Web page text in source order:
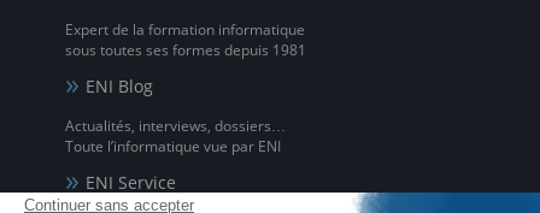
Expert de la formation informatique
sous toutes ses formes depuis 1981
ENI Blog
Actualités, interviews, dossiers…
Toute l’informatique vue par ENI
ENI Service